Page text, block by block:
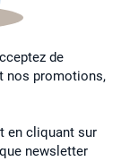
de
nos promotions,
en cliquant sur
newsletter